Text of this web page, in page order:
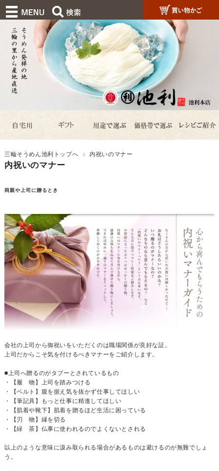
三輪そうめん池利トップへ 内祝いのマナー
内祝いのマナー
両親や上司に贈るとき
会社の上司から御祝いをいただくのは職場関係が良好な証。
上司だからこそ気を付けるべきマナーをご紹介します。
■上司へ贈るのがタブーとされているもの
・【履 物】上司を踏みつける
・【ベルト】腹を据え気を抜かず仕事してほしい
・【筆記具】もっと仕事に精進してほしい
・【肌着や靴下】肌着を贈るほど生活に困っている
・【刃 物】縁を切る
・【緑 茶】仏事に使われるのでよくないとされる
以上のような意味に汲み取られる場合があるものは避けるのが無難でしょ
う。